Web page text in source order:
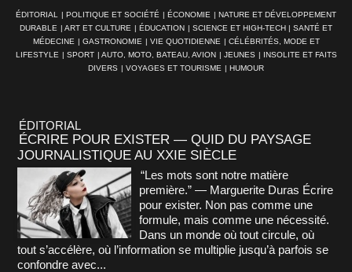
ÉDITORIAL | POLITIQUE ET SOCIÉTÉ | ÉCONOMIE | NATURE ET DÉVELOPPEMENT
DURABLE | ART ET CULTURE | ÉDUCATION | SCIENCE ET HIGH-TECH | SANTÉ ET
MÉDECINE | GASTRONOMIE | VIE QUOTIDIENNE | CÉLÉBRITÉS, MODE ET
LIFESTYLE | SPORT | AUTO, MOTO, BATEAU, AVION | JEUNES | INSOLITE ET FAITS
DIVERS | VOYAGES ET TOURISME | HUMOUR
ÉDITORIAL
ÉCRIRE POUR EXISTER — QUID DU PAYSAGE
JOURNALISTIQUE AU XXIE SIÈCLE
“Les mots sont notre matière
première.” — Marguerite Duras Écrire
pour exister. Non pas comme une
formule, mais comme une nécessité.
Dans un monde où tout circule, où
tout s’accélère, où l’information se multiplie jusqu’à parfois se
confondre avec...